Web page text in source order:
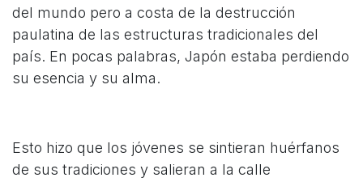
del mundo pero a costa de la destrucción
paulatina de las estructuras tradicionales del
país. En pocas palabras, Japón estaba perdiendo
su esencia y su alma.
Esto hizo que los jóvenes se sintieran huérfanos
de sus tradiciones y salieran a la calle